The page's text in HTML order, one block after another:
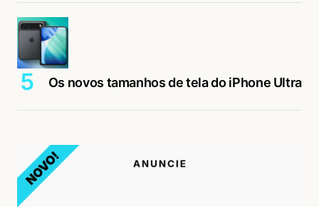
Os novos tamanhos de tela do iPhone Ultra